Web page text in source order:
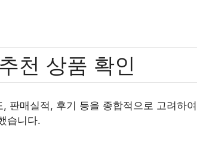
천 상품 확인
판매실적, 후기 등을 종합적으로 고려하여
습니다.